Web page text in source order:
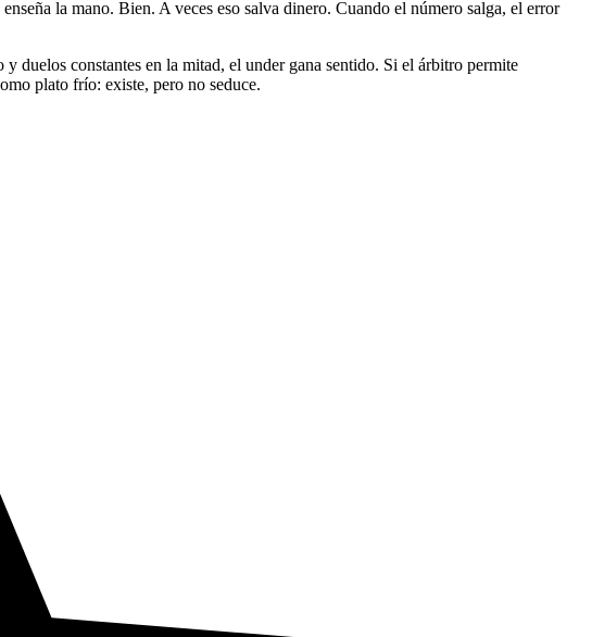
la mano. Bien. A veces eso salva dinero. Cuando el número salga, el error
duelos constantes en la mitad, el under gana sentido. Si el árbitro permite
plato frío: existe, pero no seduce.